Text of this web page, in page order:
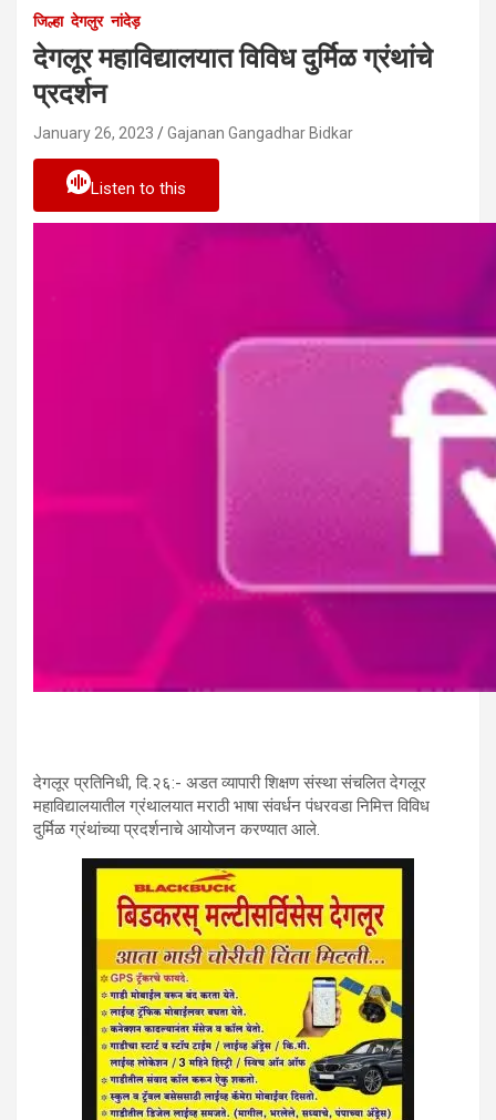
जिल्हा देगलुर नांदेड़
देगलूर महाविद्यालयात विविध दुर्मिळ ग्रंथांचे
प्रदर्शन
January 26, 2023 Gajanan Gangadhar Bidkar
Listen to this
देगलूर प्रतिनिधी, दि.२६:- अडत व्यापारी शिक्षण संस्था संचलित देगलूर
महाविद्यालयातील ग्रंथालयात मराठी भाषा संवर्धन पंधरवडा निमित्त विविध
दुर्मिळ ग्रंथांच्या प्रदर्शनाचे आयोजन करण्यात आले.